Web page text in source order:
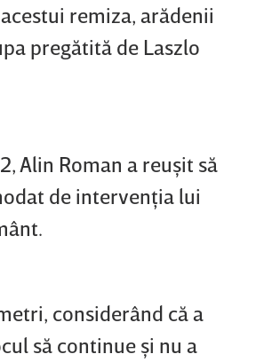
remiza, arădenii
pregătită de Laszlo
Alin Roman a reuşit să
de intervenţia lui
considerând că a
să continue şi nu a